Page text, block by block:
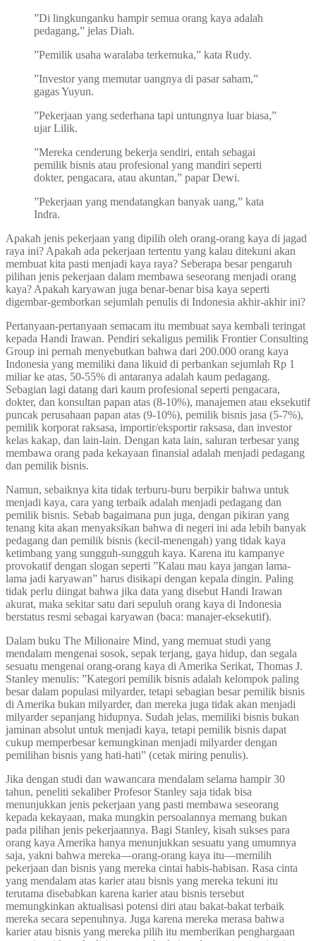
”Di lingkunganku hampir semua orang kaya adalah
pedagang,” jelas Diah.
”Pemilik usaha waralaba terkemuka,” kata Rudy.
”Investor yang memutar uangnya di pasar saham,”
gagas Yuyun.
”Pekerjaan yang sederhana tapi untungnya luar biasa,”
ujar Lilik.
”Mereka cenderung bekerja sendiri, entah sebagai
pemilik bisnis atau profesional yang mandiri seperti
dokter, pengacara, atau akuntan,” papar Dewi.
”Pekerjaan yang mendatangkan banyak uang,” kata
Indra.
Apakah jenis pekerjaan yang dipilih oleh orang-orang kaya di jagad
raya ini? Apakah ada pekerjaan tertentu yang kalau ditekuni akan
membuat kita pasti menjadi kaya raya? Seberapa besar pengaruh
pilihan jenis pekerjaan dalam membawa seseorang menjadi orang
kaya? Apakah karyawan juga benar-benar bisa kaya seperti
digembar-gemborkan sejumlah penulis di Indonesia akhir-akhir ini?
Pertanyaan-pertanyaan semacam itu membuat saya kembali teringat
kepada Handi Irawan. Pendiri sekaligus pemilik Frontier Consulting
Group ini pernah menyebutkan bahwa dari 200.000 orang kaya
Indonesia yang memiliki dana likuid di perbankan sejumlah Rp 1
miliar ke atas, 50-55% di antaranya adalah kaum pedagang.
Sebagian lagi datang dari kaum profesional seperti pengacara,
dokter, dan konsultan papan atas (8-10%), manajemen atau eksekutif
puncak perusahaan papan atas (9-10%), pemilik bisnis jasa (5-7%),
pemilik korporat raksasa, importir/eksportir raksasa, dan investor
kelas kakap, dan lain-lain. Dengan kata lain, saluran terbesar yang
membawa orang pada kekayaan finansial adalah menjadi pedagang
dan pemilik bisnis.
Namun, sebaiknya kita tidak terburu-buru berpikir bahwa untuk
menjadi kaya, cara yang terbaik adalah menjadi pedagang dan
pemilik bisnis. Sebab bagaimana pun juga, dengan pikiran yang
tenang kita akan menyaksikan bahwa di negeri ini ada lebih banyak
pedagang dan pemilik bisnis (kecil-menengah) yang tidak kaya
ketimbang yang sungguh-sungguh kaya. Karena itu kampanye
provokatif dengan slogan seperti ”Kalau mau kaya jangan lama-
lama jadi karyawan” harus disikapi dengan kepala dingin. Paling
tidak perlu diingat bahwa jika data yang disebut Handi Irawan
akurat, maka sekitar satu dari sepuluh orang kaya di Indonesia
berstatus resmi sebagai karyawan (baca: manajer-eksekutif).
Dalam buku The Milionaire Mind, yang memuat studi yang
mendalam mengenai sosok, sepak terjang, gaya hidup, dan segala
sesuatu mengenai orang-orang kaya di Amerika Serikat, Thomas J.
Stanley menulis: ”Kategori pemilik bisnis adalah kelompok paling
besar dalam populasi milyarder, tetapi sebagian besar pemilik bisnis
di Amerika bukan milyarder, dan mereka juga tidak akan menjadi
milyarder sepanjang hidupnya. Sudah jelas, memiliki bisnis bukan
jaminan absolut untuk menjadi kaya, tetapi pemilik bisnis dapat
cukup memperbesar kemungkinan menjadi milyarder dengan
pemilihan bisnis yang hati-hati” (cetak miring penulis).
Jika dengan studi dan wawancara mendalam selama hampir 30
tahun, peneliti sekaliber Profesor Stanley saja tidak bisa
menunjukkan jenis pekerjaan yang pasti membawa seseorang
kepada kekayaan, maka mungkin persoalannya memang bukan
pada pilihan jenis pekerjaannya. Bagi Stanley, kisah sukses para
orang kaya Amerika hanya menunjukkan sesuatu yang umumnya
saja, yakni bahwa mereka—orang-orang kaya itu—memilih
pekerjaan dan bisnis yang mereka cintai habis-habisan. Rasa cinta
yang mendalam atas karier atau bisnis yang mereka tekuni itu
terutama disebabkan karena karier atau bisnis tersebut
memungkinkan aktualisasi potensi diri atau bakat-bakat terbaik
mereka secara sepenuhnya. Juga karena mereka merasa bahwa
karier atau bisnis yang mereka pilih itu memberikan penghargaan